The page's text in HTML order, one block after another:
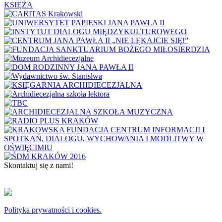
KSIĘŻA
Skontaktuj się z nami!
Polityka prywatności i cookies.